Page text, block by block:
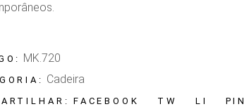
MK.720
Cadeira
FACEBOOK TW LI PIN